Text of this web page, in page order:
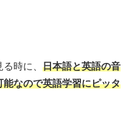
時に、 日本語と英語の音
なので英語学習にピッタ